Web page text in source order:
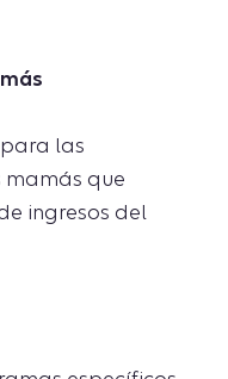
las
mamás que
ingresos del